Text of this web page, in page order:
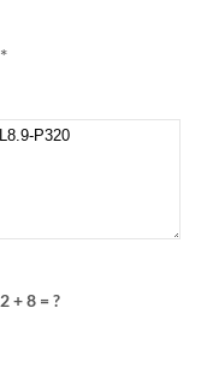
*
2 + 8 = ?